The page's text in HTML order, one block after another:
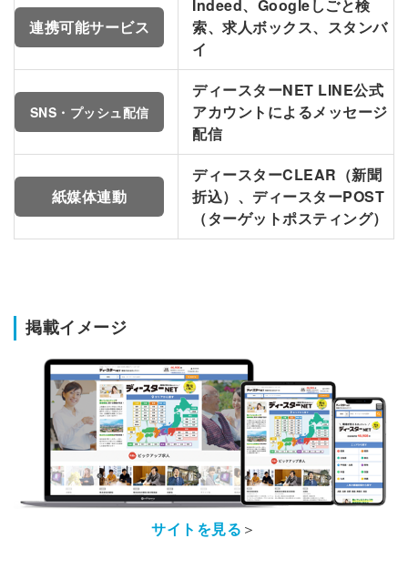
連携可能サービス
Indeed、Googleしごと検
索、求人ボックス、スタンバ
イ
SNS・プッシュ配信
ディースターNET LINE公式
アカウントによるメッセージ
配信
紙媒体連動
ディースターCLEAR（新聞
折込）、ディースターPOST
（ターゲットポスティング）
掲載イメージ
サイトを見る ＞